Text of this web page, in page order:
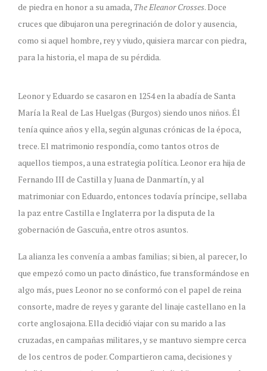
de piedra en honor a su amada, The Eleanor Crosses. Doce
cruces que dibujaron una peregrinación de dolor y ausencia,
como si aquel hombre, rey y viudo, quisiera marcar con piedra,
para la historia, el mapa de su pérdida.
Leonor y Eduardo se casaron en 1254 en la abadía de Santa
María la Real de Las Huelgas (Burgos) siendo unos niños. Él
tenía quince años y ella, según algunas crónicas de la época,
trece. El matrimonio respondía, como tantos otros de
aquellos tiempos, a una estrategia política. Leonor era hija de
Fernando III de Castilla y Juana de Danmartín, y al
matrimoniar con Eduardo, entonces todavía príncipe, sellaba
la paz entre Castilla e Inglaterra por la disputa de la
gobernación de Gascuña, entre otros asuntos.
La alianza les convenía a ambas familias; si bien, al parecer, lo
que empezó como un pacto dinástico, fue transformándose en
algo más, pues Leonor no se conformó con el papel de reina
consorte, madre de reyes y garante del linaje castellano en la
corte anglosajona. Ella decidió viajar con su marido a las
cruzadas, en campañas militares, y se mantuvo siempre cerca
de los centros de poder. Compartieron cama, decisiones y